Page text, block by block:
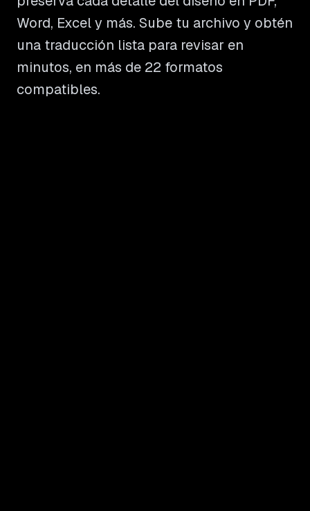
Word, Excel y más. Sube tu archivo y obtén
una traducción lista para revisar en
minutos, en más de 22 formatos
compatibles.